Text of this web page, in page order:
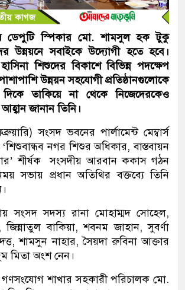
ডেপুটি স্পিকার মো. শামসুল হক টুকু
উন্নয়নে সবাইকে উদ্যোগী হতে হবে।
হাসিনা শিশুদের বিকাশে বিভিন্ন পদক্ষেপ
উন্নয়ন সহযোগী প্রতিষ্ঠানগুলোকে
তাকিয়ে না থেকে নিজেদেরকেও
জানান তিনি।
সংসদ ভবনের পার্লামেন্ট মেম্বার্স
নগর শিশুর অধিকার, বাস্তবায়ন
শীর্ষক সংসদীয় আরবান ককাস গঠন
সভায় প্রধান অতিথির বক্তব্যে তিনি
সংসদ সদস্য রানা মোহাম্মদ সোহেল,
বাকিয়া, শবনম জাহান, সুবর্ণা
শামসুন নাহার, সৈয়দা রুবিনা আক্তার
অংশ নেন।
শাখার সহকারী পরিচালক মো.